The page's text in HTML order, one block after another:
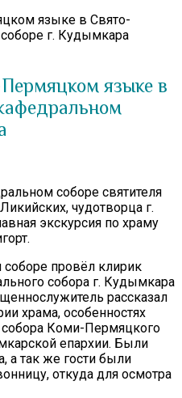
языке в
соборе святителя
чудотворца г.
экскурсия по храму
провёл клирик
собора г. Кудымкара
рассказал
храма, особенностях
собора Коми-Пермяцкого
епархии. Были
а так же гости были
откуда для осмотра